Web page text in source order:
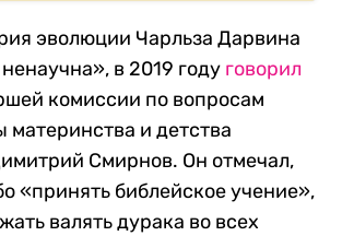
эволюции Чарльза Дарвина
в 2019 году говорил
комиссии по вопросам
материнства и детства
Смирнов. Он отмечал,
«принять библейское учение»,
валять дурака во всех